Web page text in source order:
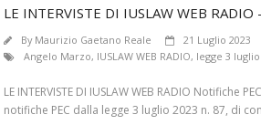
LE INTERVISTE DI IUSLAW WEB
By Maurizio Gaetano Reale 21 Luglio 2023
Angelo Marzo, IUSLAW WEB RADIO, legge 3
LE INTERVISTE DI IUSLAW WEB RADIO
notifiche PEC dalla legge 3 luglio 2023 n. 87, di